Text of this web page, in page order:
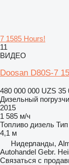
7 1585 Hours!
11
ВИДЕО
Doosan D80S-7
480 000 000 UZS 35
Дизельный
2015
1 585 м/ч
Топливо дизель
4,1 м
Нидерланды,
Autohandel Gebr.
Связаться с